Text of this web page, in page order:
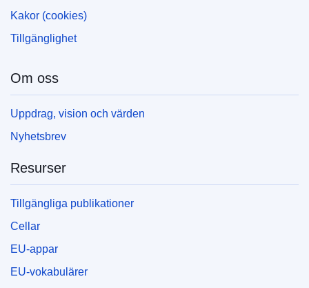
Kakor (cookies)
Tillgänglighet
Om oss
Uppdrag, vision och värden
Nyhetsbrev
Resurser
Tillgängliga publikationer
Cellar
EU-appar
EU-vokabulärer